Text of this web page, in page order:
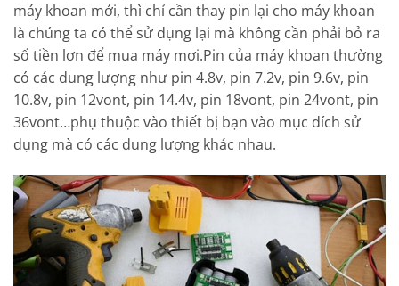
máy khoan mới, thì chỉ cần thay pin lại cho máy khoan
là chúng ta có thể sử dụng lại mà không cần phải bỏ ra
số tiền lơn để mua máy mơi.Pin của máy khoan thường
có các dung lượng như pin 4.8v, pin 7.2v, pin 9.6v, pin
10.8v, pin 12vont, pin 14.4v, pin 18vont, pin 24vont, pin
36vont…phụ thuộc vào thiết bị bạn vào mục đích sử
dụng mà có các dung lượng khác nhau.